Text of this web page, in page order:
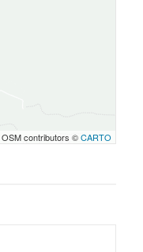
OSM contributors ©CARTO